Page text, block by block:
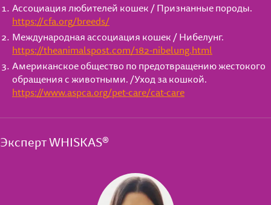
Ассоциация любителей кошек / Признанные породы.
https://cfa.org/breeds/
Международная ассоциация кошек / Нибелунг.
https://theanimalspost.com/182-nibelung.html
Американское общество по предотвращению жестокого
обращения с животными. /Уход за кошкой.
https://www.aspca.org/pet-care/cat-care
Эксперт WHISKAS®